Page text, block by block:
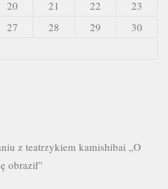
20 21 22
23
27 28 29
30
z teatrzykiem kamishibai „O
obraził”